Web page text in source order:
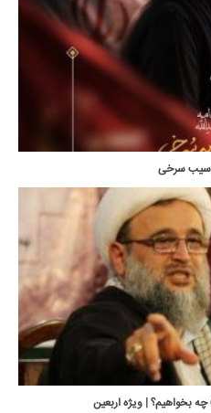
سیب سرخی
بخواهیم؟ | ویژه اربعین